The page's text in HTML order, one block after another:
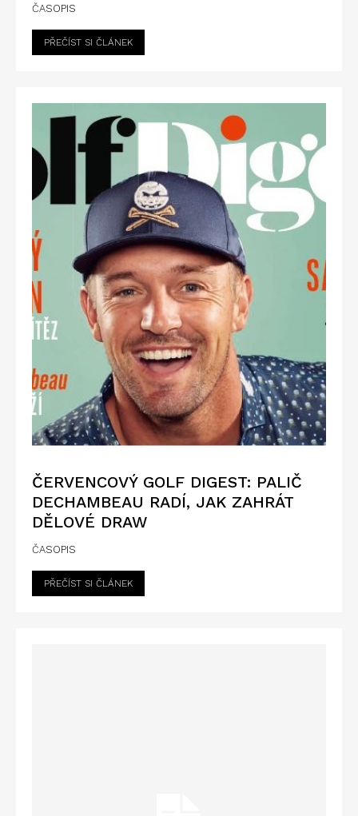
ČASOPIS
PŘEČÍST SI ČLÁNEK
ČERVENCOVÝ GOLF DIGEST: PALIČ
DECHAMBEAU RADÍ, JAK ZAHRÁT
DĚLOVÉ DRAW
ČASOPIS
PŘEČÍST SI ČLÁNEK